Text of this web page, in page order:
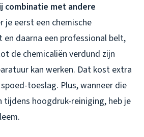
combinatie met andere
je eerst een chemische
daarna een professional belt,
de chemicaliën verdund zijn
kan werken. Dat kost extra
toeslag. Plus, wanneer die
tijdens hoogdruk-reiniging, heb je